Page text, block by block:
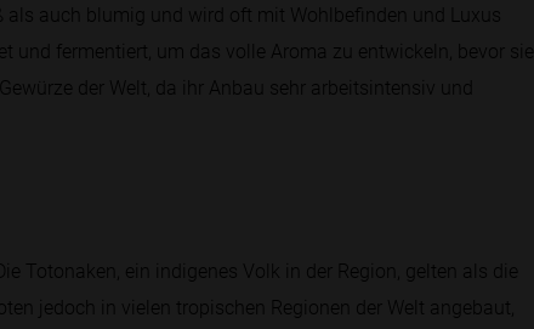
auch blumig und wird oft mit Wohlbefinden und Luxus
und fermentiert, um das volle Aroma zu entwickeln, bevor
der Welt, da ihr Anbau sehr arbeitsintensiv und
Totonaken, ein indigenes Volk in der Region, gelten als die
jedoch in vielen tropischen Regionen der Welt angebaut,